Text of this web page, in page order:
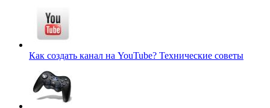
Как создать канал на YouTube? Технические советы